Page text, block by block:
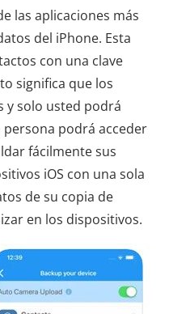
las aplicaciones más
del iPhone. Esta
con una clave
significa que los
y solo usted podrá
podrá acceder
fácilmente sus
iOS con una sola
de su copia de
en los dispositivos.